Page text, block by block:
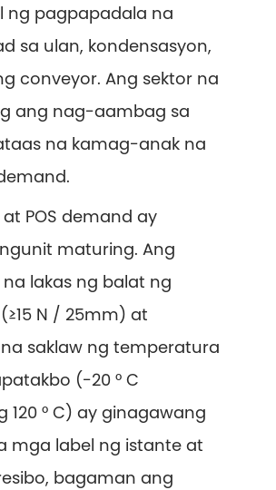
ng pagpapadala na
sa ulan, kondensasyon,
conveyor. Ang sektor na
ang nag-aambag sa
na kamag-anak na
POS demand ay
maturing. Ang
lakas ng balat ng
N / 25mm) at
saklaw ng temperatura
(-20 ° C
120 ° C) ay ginagawang
mga label ng istante at
bagaman ang